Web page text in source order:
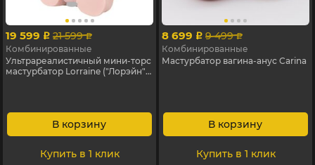
19 599 p 21 599 p
Комбинированные
Ультрареалистичный мини-торс
мастурбатор Lorraine ("Лорэйн"),
В корзину
Купить в 1 клик
8 699 p 9 499 p
Комбинированные
Мастурбатор вагина-анус Carina
В корзину
Купить в 1 клик